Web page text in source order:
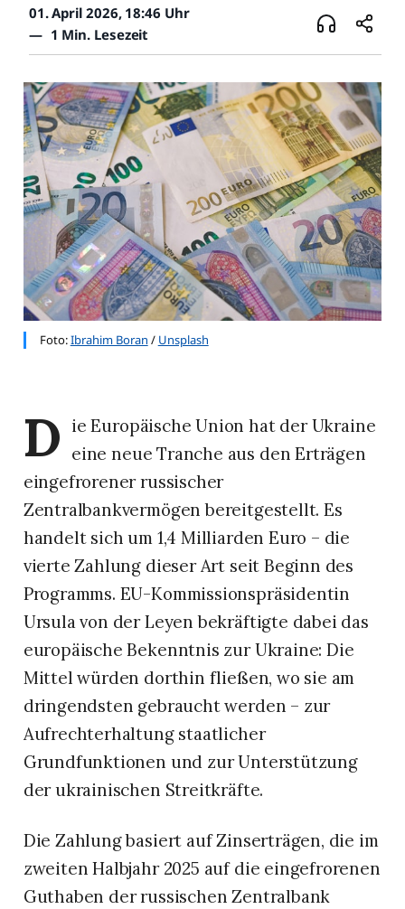
01. April 2026, 18:46 Uhr
— 1 Min. Lesezeit
Foto: Ibrahim Boran / Unsplash
D ie Europäische Union hat der Ukraine
eine neue Tranche aus den Erträgen
eingefrorener russischer
Zentralbankvermögen bereitgestellt. Es
handelt sich um 1,4 Milliarden Euro – die
vierte Zahlung dieser Art seit Beginn des
Programms. EU-Kommissionspräsidentin
Ursula von der Leyen bekräftigte dabei das
europäische Bekenntnis zur Ukraine: Die
Mittel würden dorthin fließen, wo sie am
dringendsten gebraucht werden – zur
Aufrechterhaltung staatlicher
Grundfunktionen und zur Unterstützung
der ukrainischen Streitkräfte.
Die Zahlung basiert auf Zinserträgen, die im
zweiten Halbjahr 2025 auf die eingefrorenen
Guthaben der russischen Zentralbank